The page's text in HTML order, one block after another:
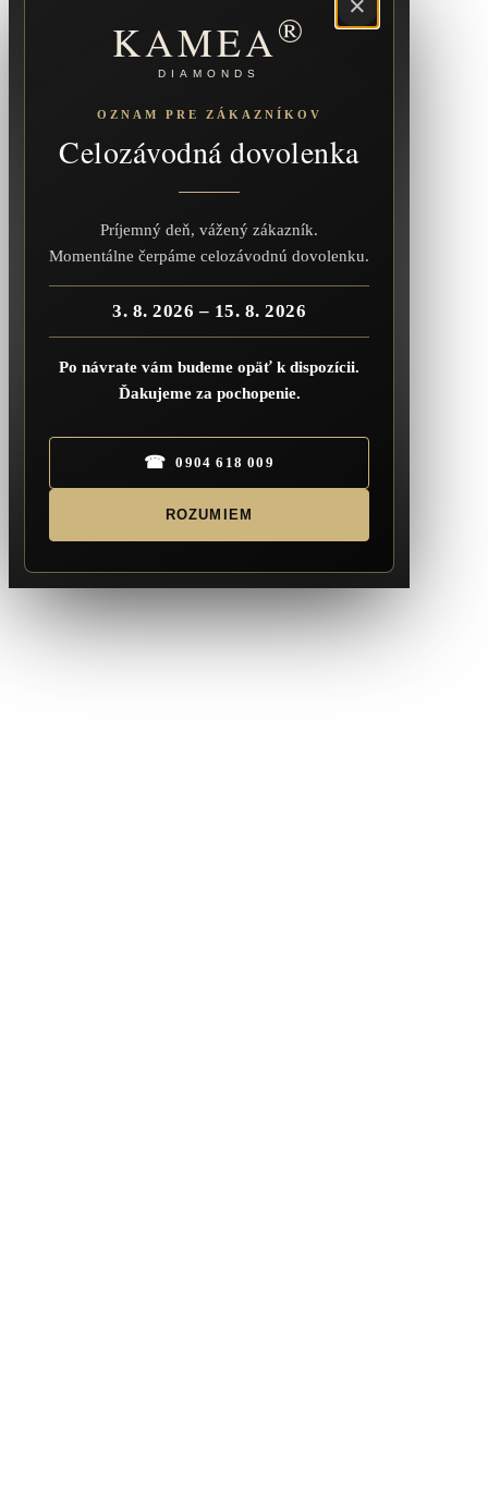
KAMEA®
DIAMONDS
OZNAM PRE ZÁKAZNÍKOV
Celozávodná dovolenka
Príjemný deň, vážený zákazník.
Momentálne čerpáme celozávodnú dovolenku.
3. 8. 2026 – 15. 8. 2026
Po návrate vám budeme opäť k dispozícii.
Ďakujeme za pochopenie.
☎ 0904 618 009
ROZUMIEM